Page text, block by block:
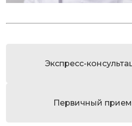
Экспресс-
Первичный